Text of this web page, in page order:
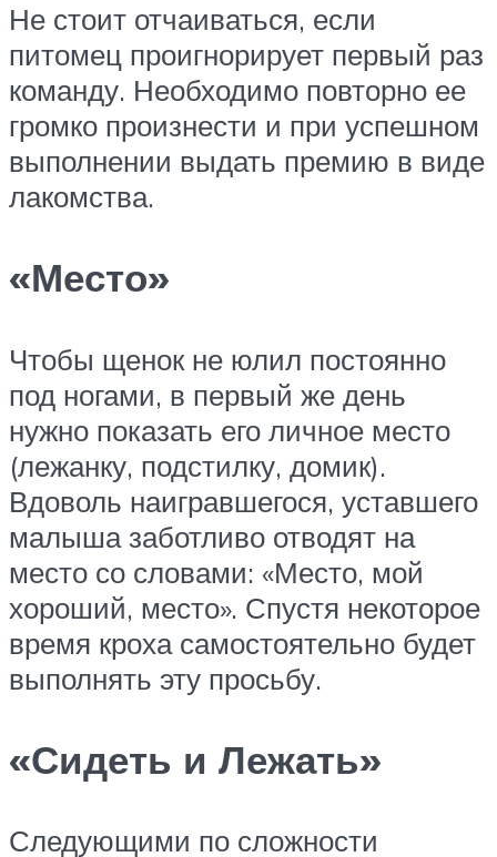
Не стоит отчаиваться, если
питомец проигнорирует первый раз
команду. Необходимо повторно ее
громко произнести и при успешном
выполнении выдать премию в виде
лакомства.
«Место»
Чтобы щенок не юлил постоянно
под ногами, в первый же день
нужно показать его личное место
(лежанку, подстилку, домик).
Вдоволь наигравшегося, уставшего
малыша заботливо отводят на
место со словами: «Место, мой
хороший, место». Спустя некоторое
время кроха самостоятельно будет
выполнять эту просьбу.
«Сидеть и Лежать»
Следующими по сложности